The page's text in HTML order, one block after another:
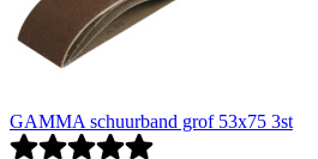
GAMMA schuurband grof 53x75 3st